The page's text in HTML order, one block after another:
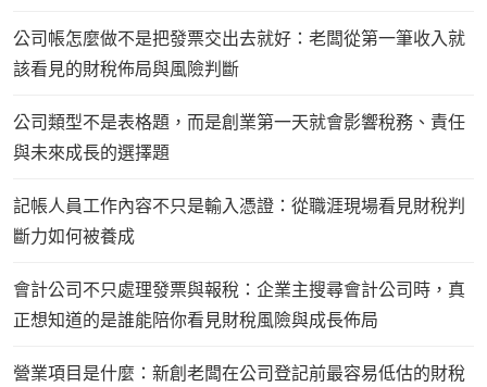
公司帳怎麼做不是把發票交出去就好：老闆從第一筆收入就
該看見的財稅佈局與風險判斷
公司類型不是表格題，而是創業第一天就會影響稅務、責任
與未來成長的選擇題
記帳人員工作內容不只是輸入憑證：從職涯現場看見財稅判
斷力如何被養成
會計公司不只處理發票與報稅：企業主搜尋會計公司時，真
正想知道的是誰能陪你看見財稅風險與成長佈局
營業項目是什麼：新創老闆在公司登記前最容易低估的財稅